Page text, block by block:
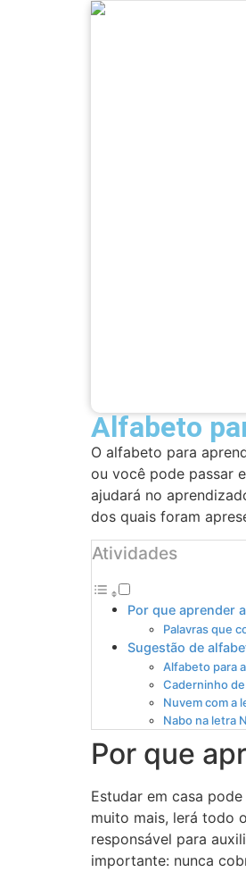
Alfabeto
O alfabeto para
ou você pode passar
ajudará no
dos quais foram
Atividades
Por que aprender
Palavras que
Sugestão de
Alfabeto para
Caderninho
Nuvem com a
Nabo na letra
Por que
Estudar em casa
muito mais, lerá todo
responsável para
importante: nunca